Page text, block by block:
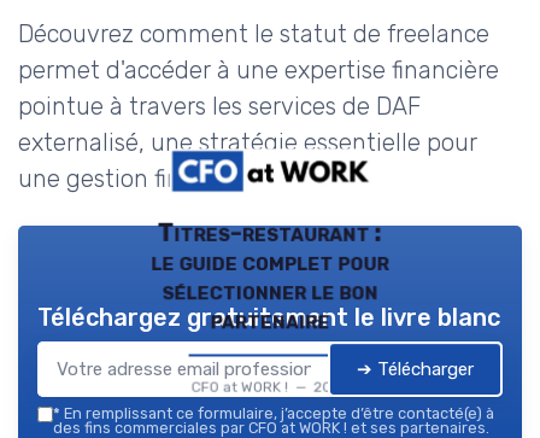
Découvrez comment le statut de freelance
permet d'accéder à une expertise financière
pointue à travers les services de DAF
externalisé, une stratégie essentielle pour
une gestion financière optimale.
Titres-restaurant :
le guide complet pour
sélectionner le bon
partenaire
CFO at WORK ! — 2026
Téléchargez gratuitement le livre blanc
➔ Télécharger
* En remplissant ce formulaire, j’accepte d’être contacté(e) à
des fins commerciales par CFO at WORK ! et ses partenaires.